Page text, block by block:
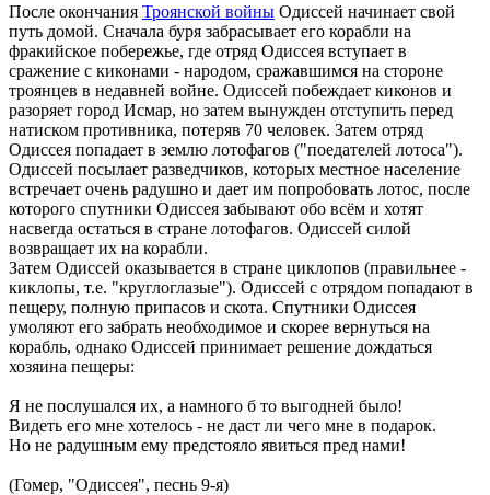
После окончания Троянской войны Одиссей начинает свой
путь домой. Сначала буря забрасывает его корабли на
фракийское побережье, где отряд Одиссея вступает в
сражение с киконами - народом, сражавшимся на стороне
троянцев в недавней войне. Одиссей побеждает киконов и
разоряет город Исмар, но затем вынужден отступить перед
натиском противника, потеряв 70 человек. Затем отряд
Одиссея попадает в землю лотофагов ("поедателей лотоса").
Одиссей посылает разведчиков, которых местное население
встречает очень радушно и дает им попробовать лотос, после
которого спутники Одиссея забывают обо всём и хотят
насвегда остаться в стране лотофагов. Одиссей силой
возвращает их на корабли.
Затем Одиссей оказывается в стране циклопов (правильнее -
киклопы, т.е. "круглоглазые"). Одиссей с отрядом попадают в
пещеру, полную припасов и скота. Спутники Одиссея
умоляют его забрать необходимое и скорее вернуться на
корабль, однако Одиссей принимает решение дождаться
хозяина пещеры:
Я не послушался их, а намного б то выгодней было!
Видеть его мне хотелось - не даст ли чего мне в подарок.
Но не радушным ему предстояло явиться пред нами!
(Гомер, "Одиссея", песнь 9-я)